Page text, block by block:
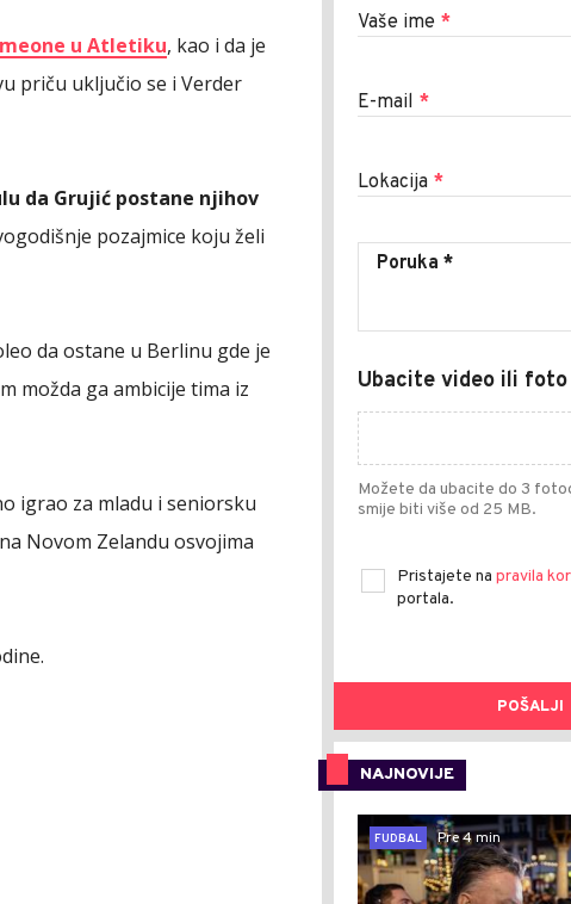
u Atletiku, kao i da je
priču uključio se i Verder
da Grujić postane njihov
pozajmice koju želi
da ostane u Berlinu gde je
možda ga ambicije tima iz
igrao za mladu i seniorsku
Novom Zelandu osvojima
Vaše ime *
E-mail *
Lokacija *
Ubacite video ili foto
Možete da ubacite do 3
smije biti više od 25 MB.
Pristajete na pravila
portala.
POŠALJI
NAJNOVIJE
FUDBAL
Pre 4 min